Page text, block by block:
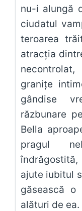
nu-i alungă
ciudatul
teroarea
atracția
granițe
gândise
răzbunare
Bella
pragul
ajute iubitul
găsească
alături de ea.